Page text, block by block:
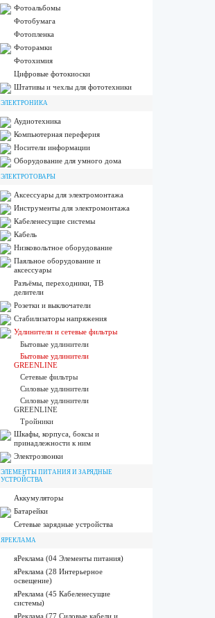
Фотоальбомы
Фотобумага
Фотопленка
Фоторамки
Фотохимия
Цифровые фотокиоски
Штативы и чехлы для фототехники
ЭЛЕКТРОНИКА
Аудиотехника
Компьютерная переферия
Носители информации
Оборудование для умного дома
ЭЛЕКТРОТОВАРЫ
Аксессуары для электромонтажа
Инструменты для электромонтажа
Кабеленесущие системы
Кабель
Низковольтное оборудование
Паяльное оборудование и
аксессуары
Разъёмы, переходники, ТВ
делители
Розетки и выключатели
Стабилизаторы напряжения
Удлинители и сетевые фильтры
Бытовые удлинители
Бытовые удлинители
GREENLINE
Сетевые фильтры
Силовые удлинители
Силовые удлинители
GREENLINE
Тройники
Шкафы, корпуса, боксы и
принадлежности к ним
Электрозвонки
ЭЛЕМЕНТЫ ПИТАНИЯ И ЗАРЯДНЫЕ
УСТРОЙСТВА
Аккумуляторы
Батарейки
Сетевые зарядные устройства
ЯРЕКЛАМА
яРеклама (04 Элементы питания)
яРеклама (28 Интерьерное
освещение)
яРеклама (45 Кабеленесущие
системы)
яРеклама (77 Силовые кабели и